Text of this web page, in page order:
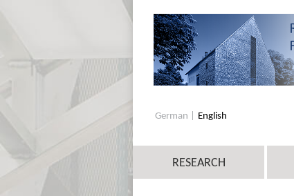
German English
RESEARCH